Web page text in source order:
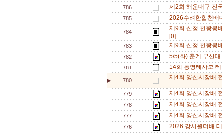
786 제2회 해운대구 전
785 2026수려한합천
784
제9회 산청 천왕봉
[0]
783 제9회 산청 천왕봉
782 5/5(화) 춘계 부산
781 14회 통영테사모
▶ 780 제4회 양산시장배
779 제4회 양산시장배
778 제4회 양산시장배
777 제4회 양산시장배
776 2026 강서원더배